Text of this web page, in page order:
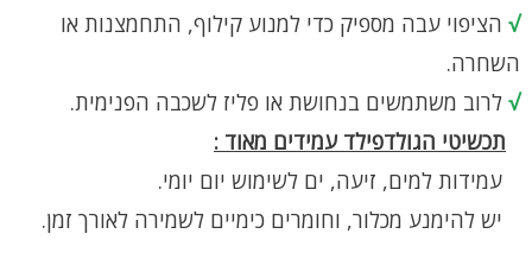
√ הציפוי עבה מספיק כדי למנוע קילוף, התחמצנות או
השחרה.
√ לרוב משתמשים בנחושת או פליז לשכבה הפנימית.
תכשיטי הגולדפילד עמידים מאוד :
עמידות למים, זיעה, ים לשימוש יום יומי.
יש להימנע מכלור, וחומרים כימיים לשמירה לאורך זמן.